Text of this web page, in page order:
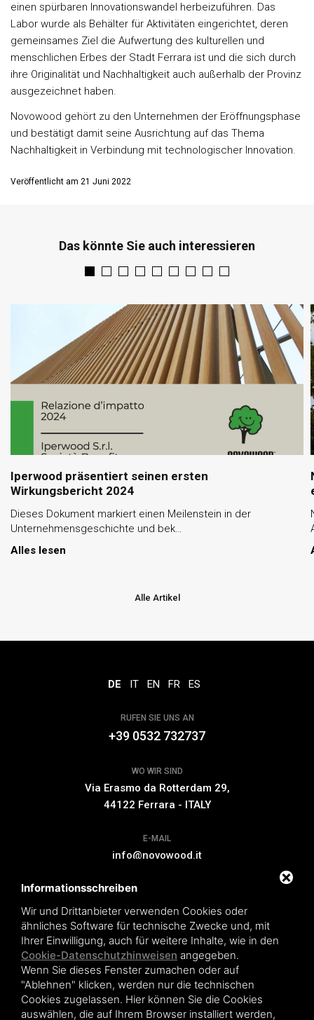
einen spürbaren Innovationswandel herbeizuführen. Das
Labor wurde als Behälter für Aktivitäten eingerichtet, deren
gemeinsames Ziel die Aufwertung des kulturellen und
menschlichen Erbes der Stadt Ferrara ist und die sich durch
ihre Originalität und Nachhaltigkeit auch außerhalb der Provinz
ausgezeichnet haben.
Novowood gehört zu den Unternehmen der Eröffnungsphase
und bestätigt damit seine Ausrichtung auf das Thema
Nachhaltigkeit in Verbindung mit technologischer Innovation.
Veröffentlicht am 21 Juni 2022
Das könnte Sie auch interessieren
Iperwood präsentiert seinen ersten
Wirkungsbericht 2024
Dieses Dokument markiert einen Meilenstein in der
Unternehmensgeschichte und bek…
Alles lesen
Alle Artikel
DE IT EN FR ES
RUFEN SIE UNS AN
+39 0532 732737
WO WIR SIND
Via Erasmo da Rotterdam 29,
44122 Ferrara - ITALY
E-MAIL
info@novowood.it
VERLÄNGERUNG DER GARANTIE
Novowood by Iperwood srl - Società Benefit a socio unico p.iva.
01550900383
Condiciones de venta|Privacy policy| Sitemap
Informationsschreiben
Wir und Drittanbieter verwenden Cookies oder
ähnliches Software für technische Zwecke und, mit
Ihrer Einwilligung, auch für weitere Inhalte, wie in den
Cookie-Datenschutzhinweisen angegeben.
Wenn Sie dieses Fenster zumachen oder auf
"Ablehnen" klicken, werden nur die technischen
Cookies zugelassen. Hier können Sie die Cookies
auswählen, die auf Ihrem Browser installiert werden,